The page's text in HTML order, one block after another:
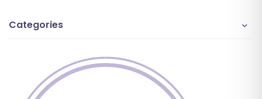
Categories